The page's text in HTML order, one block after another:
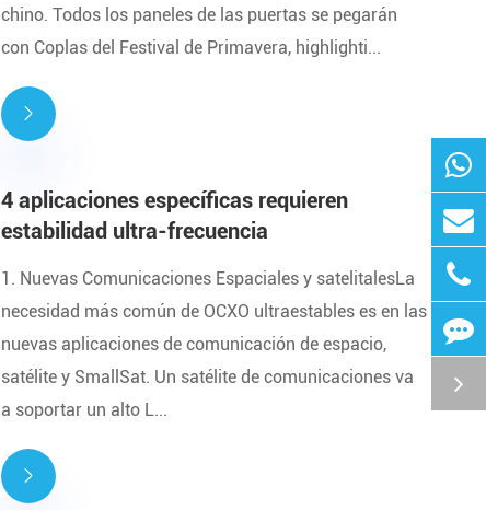
chino. Todos los paneles de las puertas se pegarán
con Coplas del Festival de Primavera, highlighti...

4 aplicaciones específicas requieren
estabilidad ultra-frecuencia
1. Nuevas Comunicaciones Espaciales y satelitalesLa
necesidad más común de OCXO ultraestables es en las
nuevas aplicaciones de comunicación de espacio,
satélite y SmallSat. Un satélite de comunicaciones va
a soportar un alto L...
